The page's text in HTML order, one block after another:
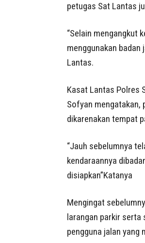
petugas Sat Lantas
“Selain mengangkut
menggunakan badan
Lantas.
Kasat Lantas Polres
Sofyan mengatakan,
dikarenakan tempat
“Jauh sebelumnya
kendaraannya
disiapkan”Katanya
Mengingat
larangan parkir serta
pengguna jalan yang